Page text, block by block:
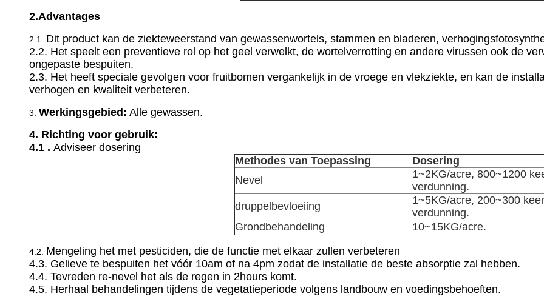
2.Advantages
2.1. Dit product kan de ziekteweerstand van gewassenwortels, stammen en bladeren,
2.2. Het speelt een preventieve rol op het geel verwelkt, de wortelverrotting en andere virussen ook de
ongepaste bespuiten.
2.3. Het heeft speciale gevolgen voor fruitbomen vergankelijk in de vroege en vlekziekte, en kan de
verhogen en kwaliteit verbeteren.
3. Werkingsgebied: Alle gewassen.
4. Richting voor gebruik:
4.1 . Adviseer dosering
Methodes van Toepassing
Dosering
Nevel
1~2KG/acre, 800~1200
verdunning.
druppelbevloeiing
1~5KG/acre, 200~300 keer
verdunning.
Grondbehandeling
10~15KG/acre.
4.2. Mengeling het met pesticiden, die de functie met elkaar zullen verbeteren
4.3. Gelieve te bespuiten het vóór 10am of na 4pm zodat de installatie de beste absorptie zal hebben.
4.4. Tevreden re-nevel het als de regen in 2hours komt.
4.5. Herhaal behandelingen tijdens de vegetatieperiode volgens landbouw en voedingsbehoeften.